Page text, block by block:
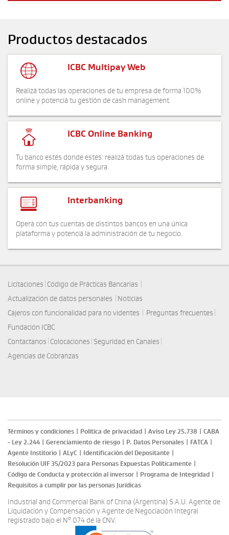
Productos destacados
 ICBC Multipay Web
Realizá todas las operaciones de tu empresa de forma 100%
online y potenciá tu gestión de cash management.
 ICBC Online Banking
Tu banco estés donde estés: realizá todas tus operaciones de
forma simple, rápida y segura.
 Interbanking
Operá con tus cuentas de distintos bancos en una única
plataforma y potenciá la administración de tu negocio.
Licitaciones Código de Prácticas Bancarias
Actualización de datos personales
Noticias
Cajeros con funcionalidad para no videntes
Preguntas frecuentes
Fundación ICBC
Contactanos
Colocaciones Seguridad en Canales
Agencias de Cobranzas
Términos y condiciones Política de privacidad Aviso Ley 25.738
CABA
- Ley 2.244
Gerenciamiento de riesgo P. Datos Personales FATCA
Agente Institorio
ALyC Identificación del Depositante
Resolución UIF 35/2023 para Personas Expuestas Políticamente
Código de Conducta y protección al inversor
Programa de Integridad
Requisitos a cumplir por las personas Jurídicas
Industrial and Commercial Bank of China (Argentina) S.A.U. Agente de
Liquidación y Compensación y Agente de Negociación Integral
registrado bajo el N° 074 de la CNV.